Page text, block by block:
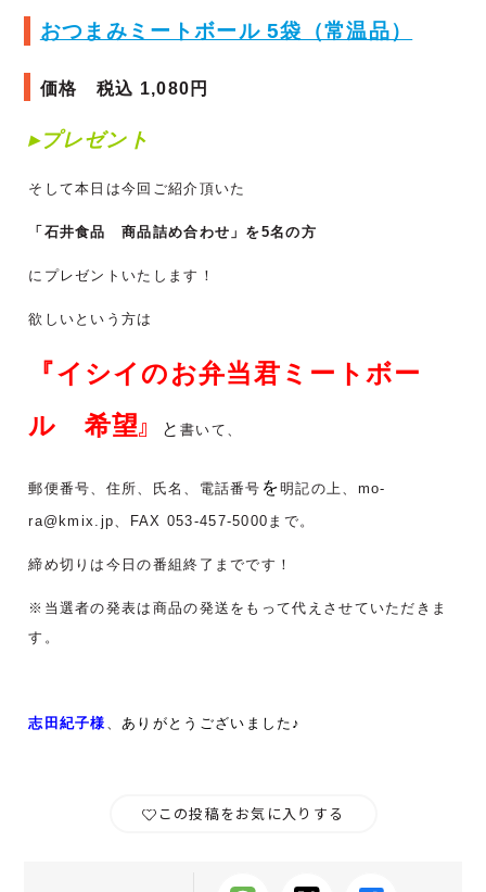
おつまみミートボール 5袋（常温品）
価格 税込 1,080円
▸プレゼント
そして本日は今回ご紹介頂いた
「石井食品 商品詰め合わせ」を5名の方
にプレゼントいたします！
欲しいという方は
『イシイのお弁当君ミートボー
ル 希望』 と書いて、
郵便番号、住所、氏名、電話番号 を明記の上、mo-
ra@kmix.jp、FAX 053-457-5000まで。
締め切りは今日の番組終了までです！
※当選者の発表は商品の発送をもって代えさせていただきま
す。
志田紀子様 ありがとうございました♪
この投稿をお気に入りする